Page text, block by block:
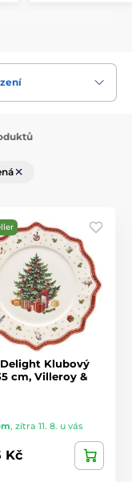
Delight Klubový
cm, Villeroy &
, zítra 11. 8. u vás
Kč